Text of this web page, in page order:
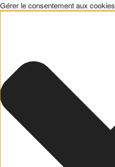
Gérer le consentement aux cookies